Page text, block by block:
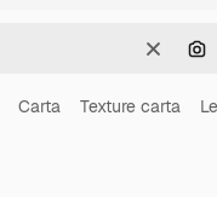
Cancella
Carta Texture carta